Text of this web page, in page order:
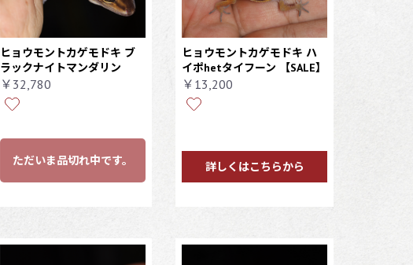
ヒョウモントカゲモドキ ブ
ラックナイトマンダリン
￥32,780
ただいま品切れ中です。
ヒョウモントカゲモドキ ハ
イポhetタイフーン 【SALE】
￥13,200
詳しくはこちらから